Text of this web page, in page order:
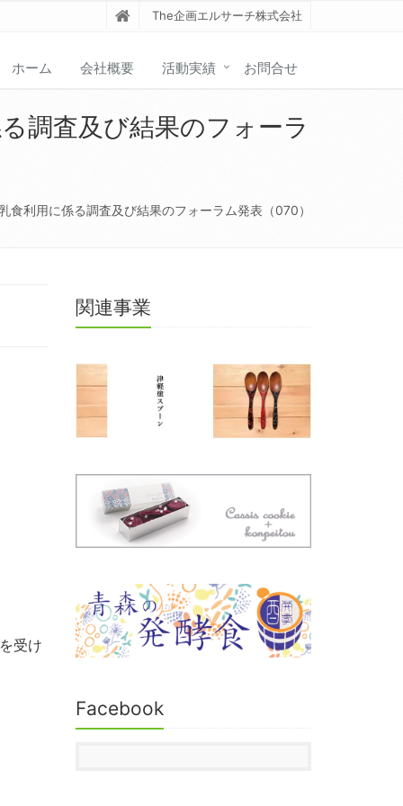
The企画エルサーチ株式会社
ホーム 会社概要 活動実績 お問合せ
調査及び結果のフォーラ
利用に係る調査及び結果のフォーラム発表（070）
受け
関連事業
Facebook